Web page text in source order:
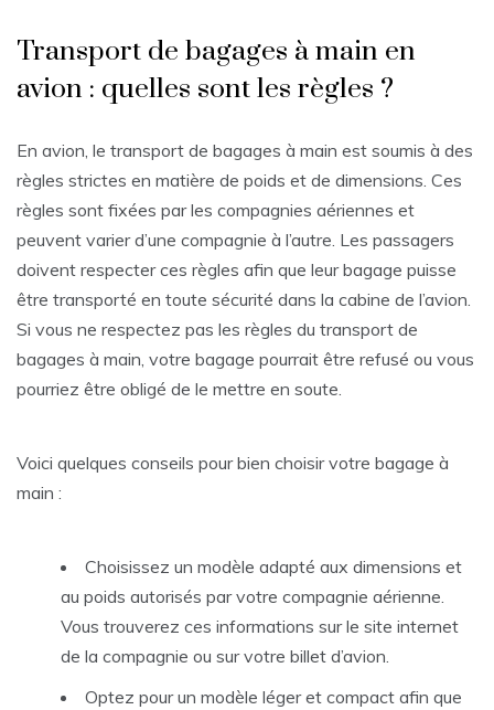
Transport de bagages à main en
avion : quelles sont les règles ?
En avion, le transport de bagages à main est soumis à des
règles strictes en matière de poids et de dimensions. Ces
règles sont fixées par les compagnies aériennes et
peuvent varier d’une compagnie à l’autre. Les passagers
doivent respecter ces règles afin que leur bagage puisse
être transporté en toute sécurité dans la cabine de l’avion.
Si vous ne respectez pas les règles du transport de
bagages à main, votre bagage pourrait être refusé ou vous
pourriez être obligé de le mettre en soute.
Voici quelques conseils pour bien choisir votre bagage à
main :
Choisissez un modèle adapté aux dimensions et
au poids autorisés par votre compagnie aérienne.
Vous trouverez ces informations sur le site internet
de la compagnie ou sur votre billet d’avion.
Optez pour un modèle léger et compact afin que